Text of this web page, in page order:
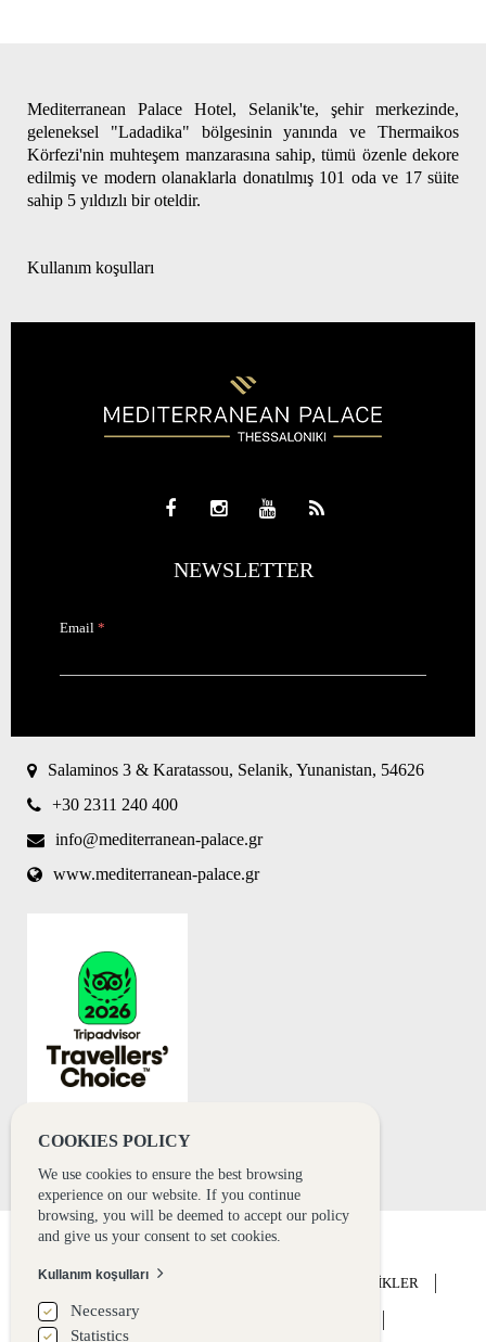
Mediterranean Palace Hotel, Selanik'te, şehir merkezinde,
geleneksel "Ladadika" bölgesinin yanında ve Thermaikos
Körfezi'nin muhteşem manzarasına sahip, tümü özenle dekore
edilmiş ve modern olanaklarla donatılmış 101 oda ve 17 süite
sahip 5 yıldızlı bir oteldir.
Kullanım koşulları
NEWSLETTER
Email *
question is
whether or
not you are
visitor and
automated
Salaminos 3 & Karatassou, Selanik, Yunanistan, 54626
+30 2311 240 400
info@mediterranean-palace.gr
www.mediterranean-palace.gr
ANA SAYFA OTEL ETKİNLİKLER
DÜĞÜN DENEYİM
COOKIES POLICY
We use cookies to ensure the best browsing
experience on our website. If you continue
browsing, you will be deemed to accept our policy
and give us your consent to set cookies.
Kullanım koşulları
Necessary
Statistics